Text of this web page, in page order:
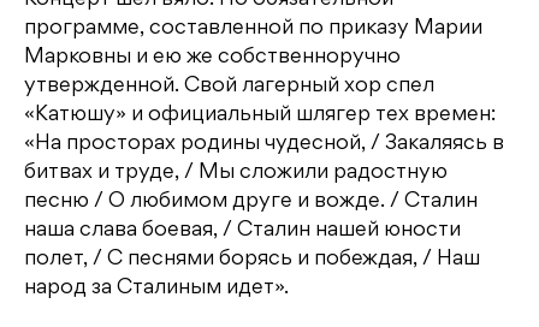
программе, составленной по приказу Марии
Марковны и ею же собственноручно
утвержденной. Свой лагерный хор спел
«Катюшу» и официальный шлягер тех времен:
«На просторах родины чудесной, / Закаляясь в
битвах и труде, / Мы сложили радостную
песню / О любимом друге и вожде. / Сталин
наша слава боевая, / Сталин нашей юности
полет, / С песнями борясь и побеждая, / Наш
народ за Сталиным идет».